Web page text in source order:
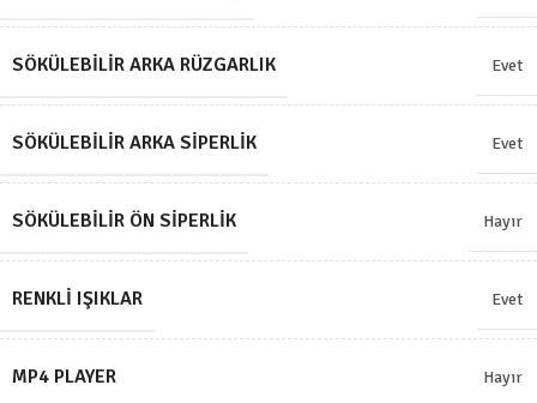
SÖKÜLEBILIR ARKA RÜZGARLIK Evet
SÖKÜLEBILIR ARKA SIPERLIK Evet
SÖKÜLEBILIR ÖN SIPERLIK Hayır
RENKLI IŞIKLAR Evet
MP4 PLAYER Hayır